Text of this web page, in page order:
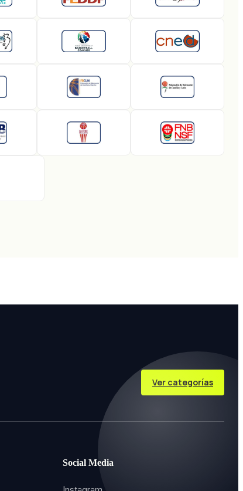
Ver categorías
Social Media